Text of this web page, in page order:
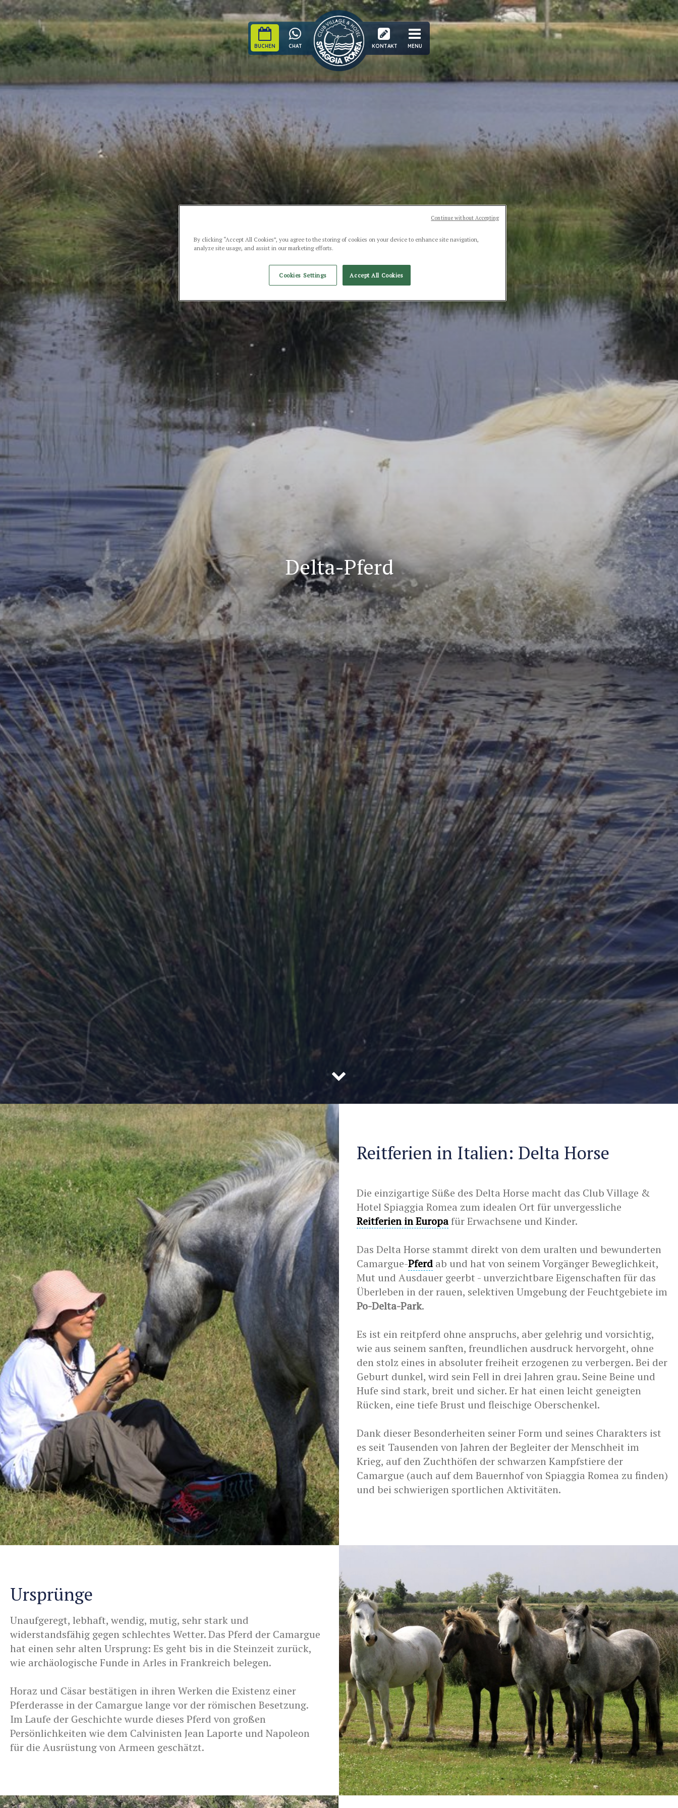
BUCHEN CHAT KONTAKT MENU
Delta-Pferd
Reitferien in Italien: Delta Horse
Die einzigartige Süße des Delta Horse macht das Club Village &
Hotel Spiaggia Romea zum idealen Ort für unvergessliche
Reitferien in Europafür Erwachsene und Kinder.
Das Delta Horse stammt direkt von dem uralten und bewunderten
Camargue-Pferd ab und hat von seinem Vorgänger Beweglichkeit,
Mut und Ausdauer geerbt - unverzichtbare Eigenschaften für das
Überleben in der rauen, selektiven Umgebung der Feuchtgebiete im
Po-Delta-Park.
Es ist ein reitpferd ohne anspruchs, aber gelehrig und vorsichtig,
wie aus seinem sanften, freundlichen ausdruck hervorgeht, ohne
den stolz eines in absoluter freiheit erzogenen zu verbergen. Bei der
Geburt dunkel, wird sein Fell in drei Jahren grau. Seine Beine und
Hufe sind stark, breit und sicher. Er hat einen leicht geneigten
Rücken, eine tiefe Brust und fleischige Oberschenkel.
Dank dieser Besonderheiten seiner Form und seines Charakters ist
es seit Tausenden von Jahren der Begleiter der Menschheit im
Krieg, auf den Zuchthöfen der schwarzen Kampfstiere der
Camargue (auch auf dem Bauernhof von Spiaggia Romea zu finden)
und bei schwierigen sportlichen Aktivitäten.
Ursprünge
Unaufgeregt, lebhaft, wendig, mutig, sehr stark und
widerstandsfähig gegen schlechtes Wetter. Das Pferd der Camargue
hat einen sehr alten Ursprung: Es geht bis in die Steinzeit zurück,
wie archäologische Funde in Arles in Frankreich belegen.
Horaz und Cäsar bestätigen in ihren Werken die Existenz einer
Pferderasse in der Camargue lange vor der römischen Besetzung.
Im Laufe der Geschichte wurde dieses Pferd von großen
Persönlichkeiten wie dem Calvinisten Jean Laporte und Napoleon
für die Ausrüstung von Armeen geschätzt.
By clicking “Accept All Cookies”, you agree to the storing of cookies on your device to enhance site navigation,
analyze site usage, and assist in our marketing efforts.
Cookies Settings Accept All Cookies
Continue without Accepting